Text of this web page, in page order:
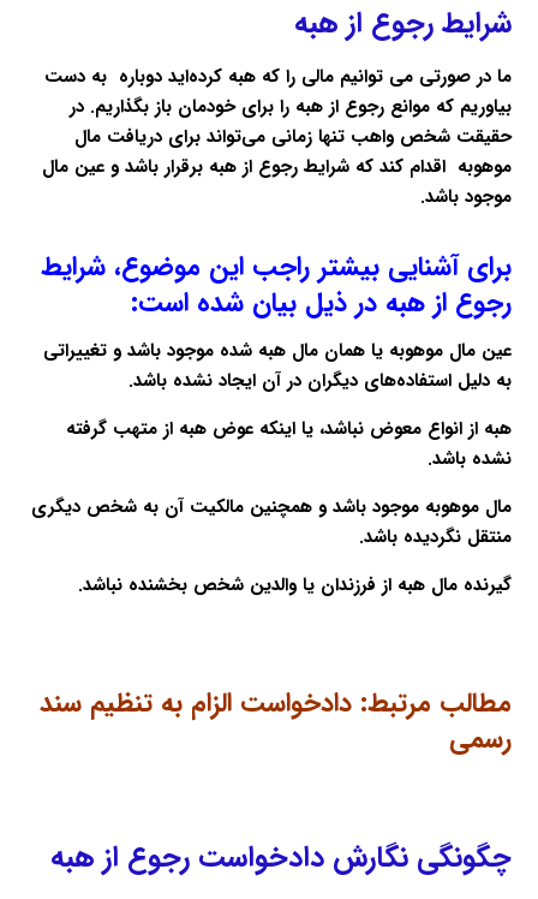
شرایط رجوع از هبه
ما در صورتی می توانیم مالی را که هبه کرده‌اید دوباره به دست
بیاوریم که موانع رجوع از هبه را برای خودمان باز بگذاریم. در
حقیقت شخص واهب تنها زمانی می‌تواند برای دریافت مال
موهوبه اقدام کند که شرایط رجوع از هبه برقرار باشد و عین مال
موجود باشد.
برای آشنایی بیشتر راجب این موضوع، شرایط
رجوع از هبه در ذیل بیان شده است:
عین مال موهوبه یا همان مال هبه شده موجود باشد و تغییراتی
به دلیل استفاده‌های دیگران در آن ایجاد نشده باشد.
هبه از انواع معوض نباشد، یا اینکه عوض هبه از متهب گرفته
نشده باشد.
مال موهوبه موجود باشد و همچنین مالکیت آن به شخص دیگری
منتقل نگردیده باشد.
گیرنده مال هبه از فرزندان یا والدین شخص بخشنده نباشد.
مطالب مرتبط:دادخواست الزام به تنظیم سند
رسمی
چگونگی نگارش دادخواست رجوع از هبه